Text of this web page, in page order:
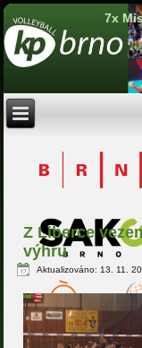
7x
Z Liberce
výhru
Aktualizováno: 13. 11.